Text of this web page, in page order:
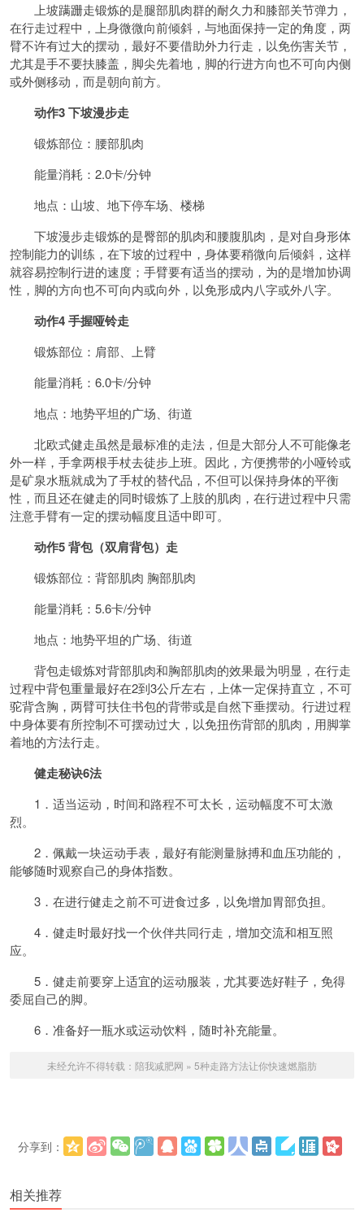
上坡蹒跚走锻炼的是腿部肌肉群的耐久力和膝部关节弹力，
在行走过程中，上身微微向前倾斜，与地面保持一定的角度，两
臂不许有过大的摆动，最好不要借助外力行走，以免伤害关节，
尤其是手不要扶膝盖，脚尖先着地，脚的行进方向也不可向内侧
或外侧移动，而是朝向前方。
动作3 下坡漫步走
锻炼部位：腰部肌肉
能量消耗：2.0卡/分钟
地点：山坡、地下停车场、楼梯
下坡漫步走锻炼的是臀部的肌肉和腰腹肌肉，是对自身形体
控制能力的训练，在下坡的过程中，身体要稍微向后倾斜，这样
就容易控制行进的速度；手臂要有适当的摆动，为的是增加协调
性，脚的方向也不可向内或向外，以免形成内八字或外八字。
动作4 手握哑铃走
锻炼部位：肩部、上臂
能量消耗：6.0卡/分钟
地点：地势平坦的广场、街道
北欧式健走虽然是最标准的走法，但是大部分人不可能像老
外一样，手拿两根手杖去徒步上班。因此，方便携带的小哑铃或
是矿泉水瓶就成为了手杖的替代品，不但可以保持身体的平衡
性，而且还在健走的同时锻炼了上肢的肌肉，在行进过程中只需
注意手臂有一定的摆动幅度且适中即可。
动作5 背包（双肩背包）走
锻炼部位：背部肌肉 胸部肌肉
能量消耗：5.6卡/分钟
地点：地势平坦的广场、街道
背包走锻炼对背部肌肉和胸部肌肉的效果最为明显，在行走
过程中背包重量最好在2到3公斤左右，上体一定保持直立，不可
驼背含胸，两臂可扶住书包的背带或是自然下垂摆动。行进过程
中身体要有所控制不可摆动过大，以免扭伤背部的肌肉，用脚掌
着地的方法行走。
健走秘诀6法
1．适当运动，时间和路程不可太长，运动幅度不可太激
烈。
2．佩戴一块运动手表，最好有能测量脉搏和血压功能的，
能够随时观察自己的身体指数。
3．在进行健走之前不可进食过多，以免增加胃部负担。
4．健走时最好找一个伙伴共同行走，增加交流和相互照
应。
5．健走前要穿上适宜的运动服装 ，尤其要选好鞋子，免得
委屈自己的脚。
6．准备好一瓶水或运动饮料 ，随时补充能量。
未经允许不得转载： 陪我减肥网 » 5种走路方法让你快速燃脂肪
分享到：
相关推荐